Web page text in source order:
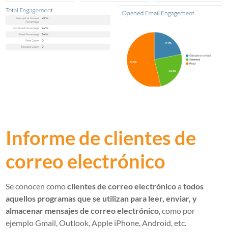
Informe de clientes de
correo electrónico
Se conocen comoclientes de correo electrónicoatodos
aquellos programas que se utilizan para leer, enviar, y
almacenar mensajes de correo electrónico, como por
ejemplo Gmail, Outlook, Apple iPhone, Android, etc.